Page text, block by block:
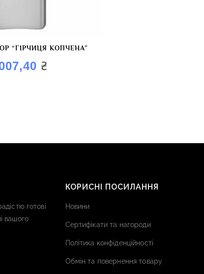
“ГІРЧИЦЯ КОПЧЕНА”
₴
готові
вашого
КОРИСНІ ПОСИЛАННЯ
Новини
Сертифікати та нагороди
Політика конфіденційності
Обмін та повернення товару